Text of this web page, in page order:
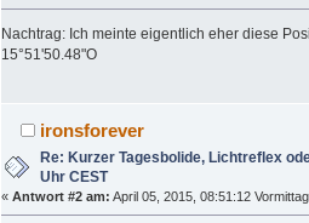
Nachtrag: Ich meinte eigentlich eher diese
15°51'50.48"O
ironsforever
Re: Kurzer Tagesbolide, Lichtreflex
Uhr CEST
« Antwort #2 am: April 05, 2015, 08:51:12